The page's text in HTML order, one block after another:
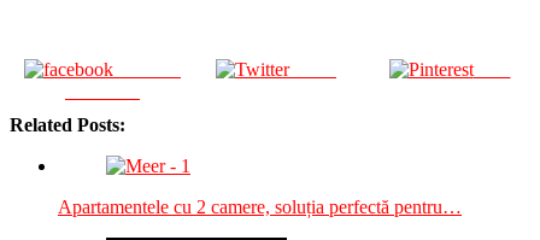
Tweet Save
Related Posts:
Apartamentele cu 2 camere, soluția perfectă pentru…